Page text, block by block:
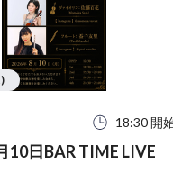
18:30 開
10日BAR TIME LIVE